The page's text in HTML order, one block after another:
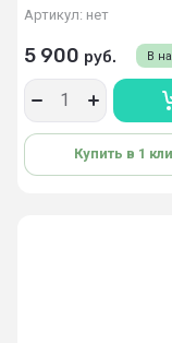
Артикул: нет
В
5 900 руб.
Купить в 1